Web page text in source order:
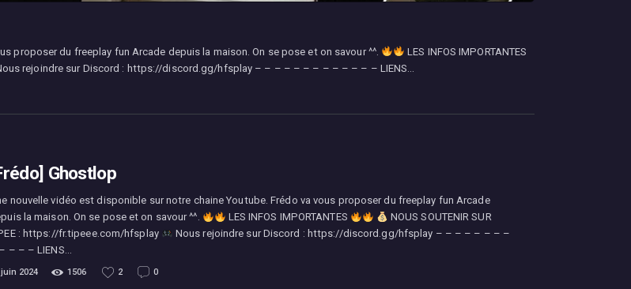
proposer du freeplay fun Arcade depuis la maison. On se pose et on savour ^^.
LES INFOS IMPORTANTES
rejoindre sur Discord : https://discord.gg/hfsplay – – – – – – – – – – – – – LIENS…
Ghostlop
nouvelle vidéo est disponible sur notre chaine Youtube. Frédo va vous proposer du freeplay fun Arcade
la maison. On se pose et on savour ^^.
LES INFOS IMPORTANTES
NOUS SOUTENIR SUR
: https://fr.tipeee.com/hfsplay
Nous rejoindre sur Discord : https://discord.gg/hfsplay – – – – – – – –
– – – LIENS…
2024 1506 2 0